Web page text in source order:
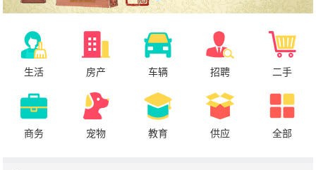
生活 房产 车辆 招聘 二手
商务 宠物 教育 供应 全部